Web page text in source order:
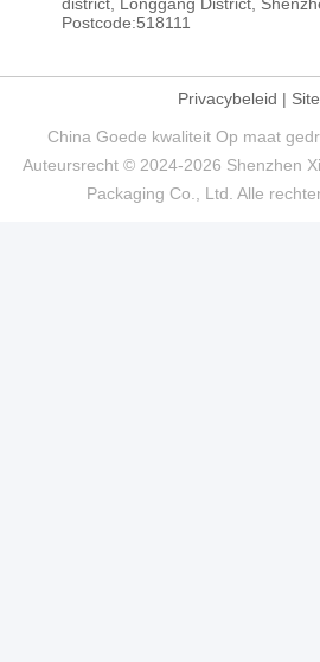
Postcode:518111
Privacybeleid |
China Goede kwaliteit Op maat
Auteursrecht © 2024-2026 Shenzhen
Packaging Co., Ltd. Alle